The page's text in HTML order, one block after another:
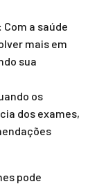
Com a saúde
mais em
sua
os
dos exames,
pode